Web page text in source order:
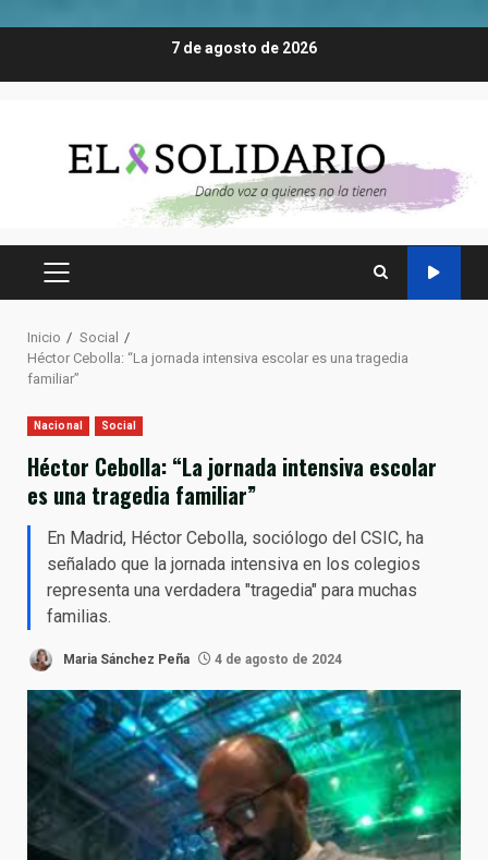
7 de agosto de 2026
MENÚ
Inicio
Social
Héctor Cebolla: “La jornada intensiva escolar es una tragedia
familiar”
Nacional Social
Héctor Cebolla: “La jornada intensiva escolar
es una tragedia familiar”
En Madrid, Héctor Cebolla, sociólogo del CSIC, ha
señalado que la jornada intensiva en los colegios
representa una verdadera "tragedia" para muchas
familias.
Maria Sánchez Peña 4 de agosto de 2024